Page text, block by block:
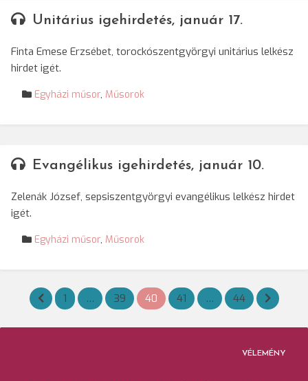
Unitárius igehirdetés, január 17.
Finta Emese Erzsébet, torockószentgyörgyi unitárius lelkész
hirdet igét.
Egyházi műsor, Műsorok
Evangélikus igehirdetés, január 10.
Zelenák József, sepsiszentgyörgyi evangélikus lelkész hirdet
igét.
Egyházi műsor, Műsorok
Bejegyzések
lapozása
1 … 39 40 41 … 44
VÉLEMÉNY